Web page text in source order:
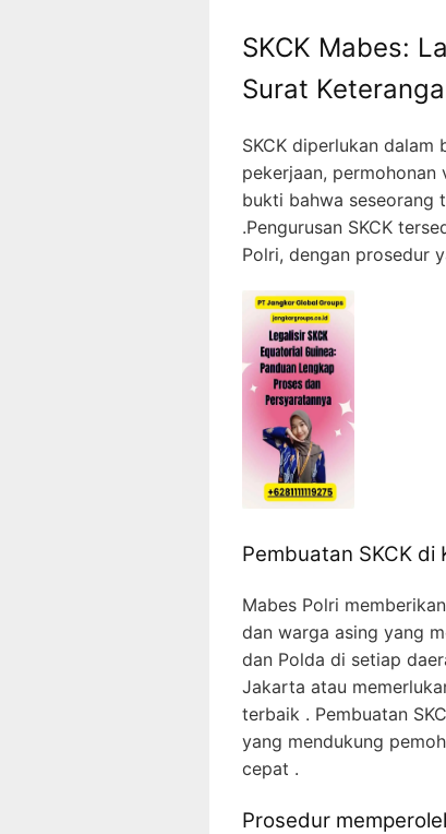
SKCK Mabes:
Surat
SKCK diperlukan
pekerjaan, permohonan
bukti bahwa seseorang
.Pengurusan SKCK
Polri, dengan prosedur
Pembuatan SKCK
Mabes Polri
dan warga asing yang
dan Polda di setiap
Jakarta atau
terbaik . Pembuatan
yang mendukung
cepat .
Prosedur